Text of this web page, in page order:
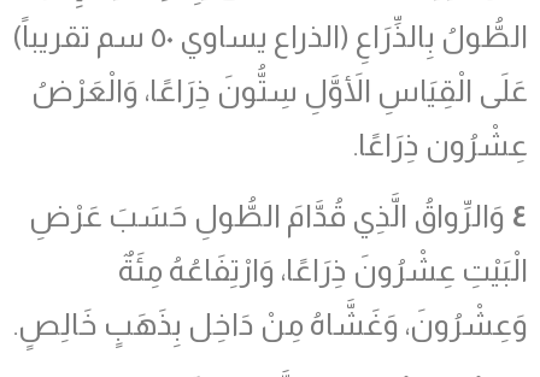
الطُّولُ بِالذِّرَاعِ (الذراع يساوي ٥٠ سم تقريباً)
عَلَى الْقِيَاسِ الأَوَّلِ سِتُّونَ ذِرَاعًا، وَالْعَرْضُ
عِشْرُون ذِرَاعًا.
٤ وَالرِّواقُ الَّذِي قُدَّامَ الطُّولِ حَسَبَ عَرْضِ
الْبَيْتِ عِشْرُونَ ذِرَاعًا، وَارْتِفَاعُهُ مِئَةٌ
وَعِشْرُونَ، وَغَشَّاهُ مِنْ دَاخِل بِذَهَبٍ خَالِصٍ.